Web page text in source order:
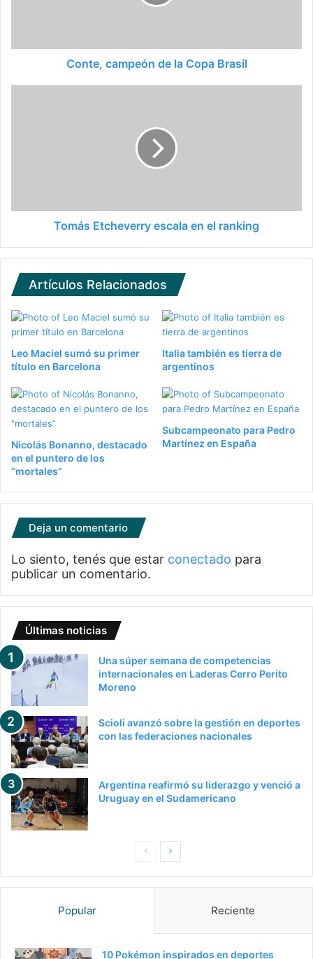
Conte, campeón de la Copa Brasil
Tomás Etcheverry escala en el ranking
Artículos Relacionados
Leo Maciel sumó su primer
título en Barcelona
Italia también es tierra de
argentinos
Nicolás Bonanno, destacado
en el puntero de los
“mortales”
Subcampeonato para Pedro
Martínez en España
Deja un comentario
Lo siento, tenés que estar conectado para
publicar un comentario.
Últimas noticias
Una súper semana de competencias
internacionales en Laderas Cerro Perito
Moreno
Scioli avanzó sobre la gestión en deportes
con las federaciones nacionales
Argentina reafirmó su liderazgo y venció a
Uruguay en el Sudamericano
PaginaSiguiente
Popular Reciente
10 Pokémon inspirados en deportes